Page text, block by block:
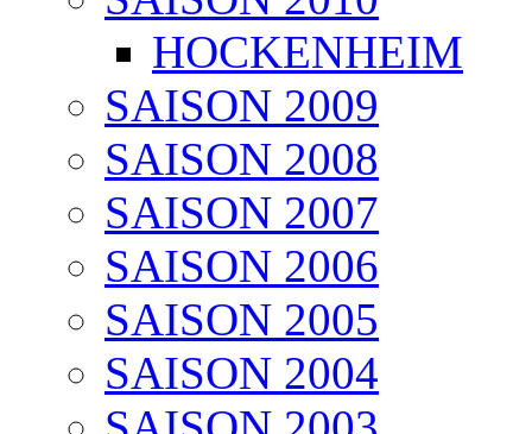
HOCKENHEIM
SAISON 2009
SAISON 2008
SAISON 2007
SAISON 2006
SAISON 2005
SAISON 2004